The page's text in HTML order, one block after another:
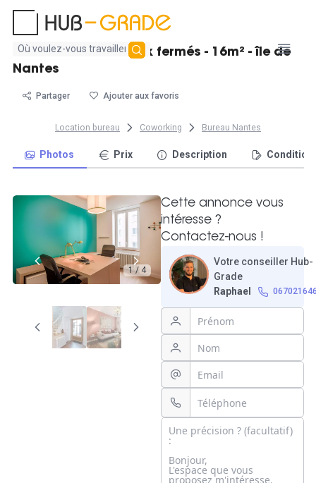
Aucun
résultat
2 charmants bureaux fermés - 16m² - île de
Nantes
Partager Ajouter aux favoris
Location bureau Coworking Bureau Nantes
Photos Prix Description
1 / 4
Cette annonce vous
intéresse ?
Contactez-nous !
Votre conseiller Hub-
Grade
Raphael